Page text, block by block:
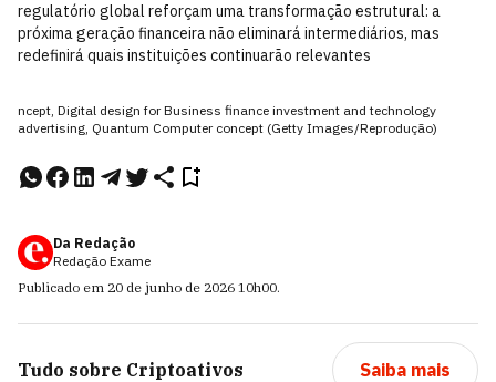
regulatório global reforçam uma transformação estrutural: a
próxima geração financeira não eliminará intermediários, mas
redefinirá quais instituições continuarão relevantes
ncept, Digital design for Business finance investment and technology
advertising, Quantum Computer concept (Getty Images/Reprodução)
Da Redação
Redação Exame
Publicado em 20 de junho de 2026 10h00.
Tudo sobre Criptoativos Saiba mais